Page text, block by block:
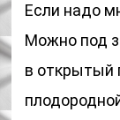
Если надо
Можно под
в открытый